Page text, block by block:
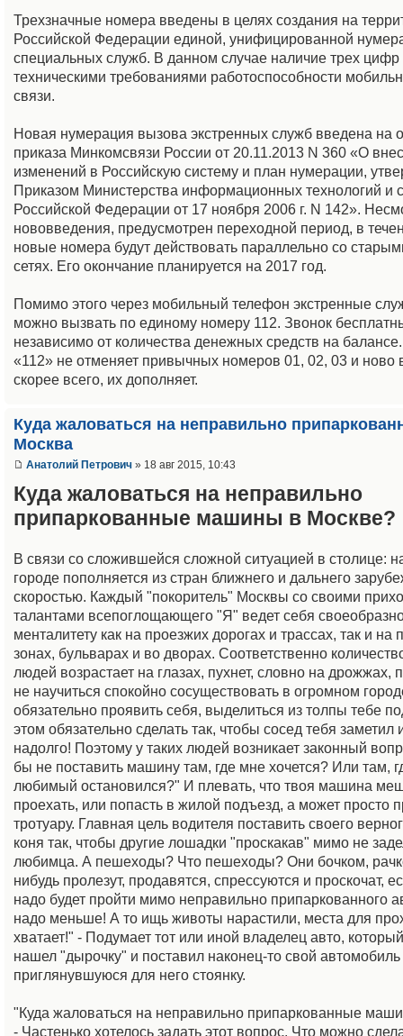
Трехзначные номера введены в целях создания на
Российской Федерации единой, унифицированной
специальных служб. В данном случае наличие трех цифр
техническими требованиями работоспособности
связи.
Новая нумерация вызова экстренных служб введена на
приказа Минкомсвязи России от 20.11.2013 N 360 «О
изменений в Российскую систему и план нумерации,
Приказом Министерства информационных технологий и
Российской Федерации от 17 ноября 2006 г. N 142».
нововведения, предусмотрен переходной период, в
новые номера будут действовать параллельно со
сетях. Его окончание планируется на 2017 год.
Помимо этого через мобильный телефон экстренные
можно вызвать по единому номеру 112. Звонок
независимо от количества денежных средств на
«112» не отменяет привычных номеров 01, 02, 03 и ново
скорее всего, их дополняет.
Куда жаловаться на неправильно
Москва
Анатолий Петрович » 18 авг 2015, 10:43
Куда жаловаться на неправильно
припаркованные машины в Москве?
В связи со сложившейся сложной ситуацией в столице:
городе пополняется из стран ближнего и дальнего
скоростью. Каждый "покоритель" Москвы со своими
талантами всепоглощающего "Я" ведет себя
менталитету как на проезжих дорогах и трассах, так и
зонах, бульварах и во дворах. Соответственно
людей возрастает на глазах, пухнет, словно на дрожжах,
не научиться спокойно сосуществовать в огромном
обязательно проявить себя, выделиться из толпы тебе
этом обязательно сделать так, чтобы сосед тебя заметил
надолго! Поэтому у таких людей возникает законный
бы не поставить машину там, где мне хочется? Или там,
любимый остановился?" И плевать, что твоя машина
проехать, или попасть в жилой подъезд, а может просто
тротуару. Главная цель водителя поставить своего
коня так, чтобы другие лошадки "проскакав" мимо не
любимца. А пешеходы? Что пешеходы? Они бочком,
нибудь пролезут, продавятся, спрессуются и проскочат,
надо будет пройти мимо неправильно припаркованного
надо меньше! А то ищь животы нарастили, места для
хватает!" - Подумает тот или иной владелец авто,
нашел "дырочку" и поставил наконец-то свой
приглянувшуюся для него стоянку.
"Куда жаловаться на неправильно припаркованные
- Частенько хотелось задать этот вопрос. Что можно